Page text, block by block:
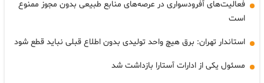
فعالیت‌های آفرودسواری در عرصه‌های منابع طبیعی بدون مجوز ممنوع
است
استاندار تهران: برق هیچ واحد تولیدی بدون اطلاع قبلی نباید قطع شود
مسئول یکی از ادارات آستارا بازداشت شد